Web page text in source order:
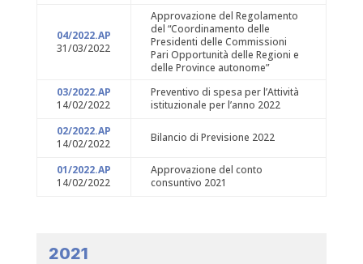
04/2022.AP
31/03/2022
Approvazione del Regolamento
del “Coordinamento delle
Presidenti delle Commissioni
Pari Opportunità delle Regioni e
delle Province autonome”
03/2022.AP
14/02/2022
Preventivo di spesa per l’Attività
istituzionale per l’anno 2022
02/2022.AP
14/02/2022
Bilancio di Previsione 2022
01/2022.AP
14/02/2022
Approvazione del conto
consuntivo 2021
2021